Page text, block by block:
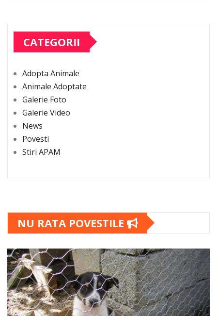
CATEGORII
Adopta Animale
Animale Adoptate
Galerie Foto
Galerie Video
News
Povesti
Stiri APAM
NU RATA POVESTILE